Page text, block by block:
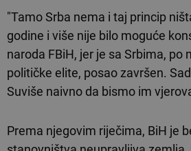
"Tamo Srba nema i taj princip
godine i više nije bilo moguće
naroda FBiH, jer je sa Srbima, po
političke elite, posao završen.
Suviše naivno da bismo im
Prema njegovim riječima, BiH je